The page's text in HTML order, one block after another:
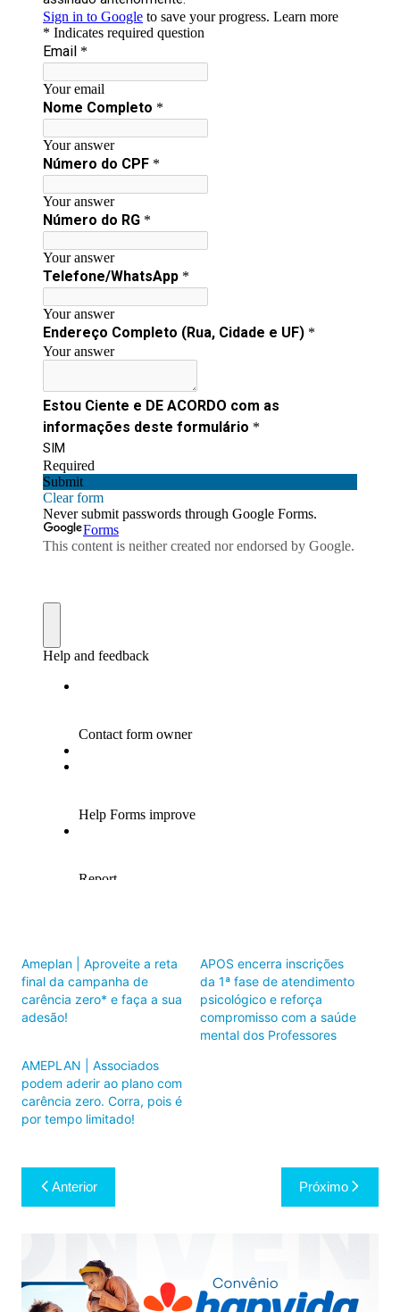
Ameplan | Aproveite a reta
final da campanha de
carência zero* e faça a sua
adesão!
APOS encerra inscrições
da 1ª fase de atendimento
psicológico e reforça
compromisso com a saúde
mental dos Professores
AMEPLAN | Associados
podem aderir ao plano com
carência zero. Corra, pois é
por tempo limitado!
Navegação
de
Post
Anterior Próximo